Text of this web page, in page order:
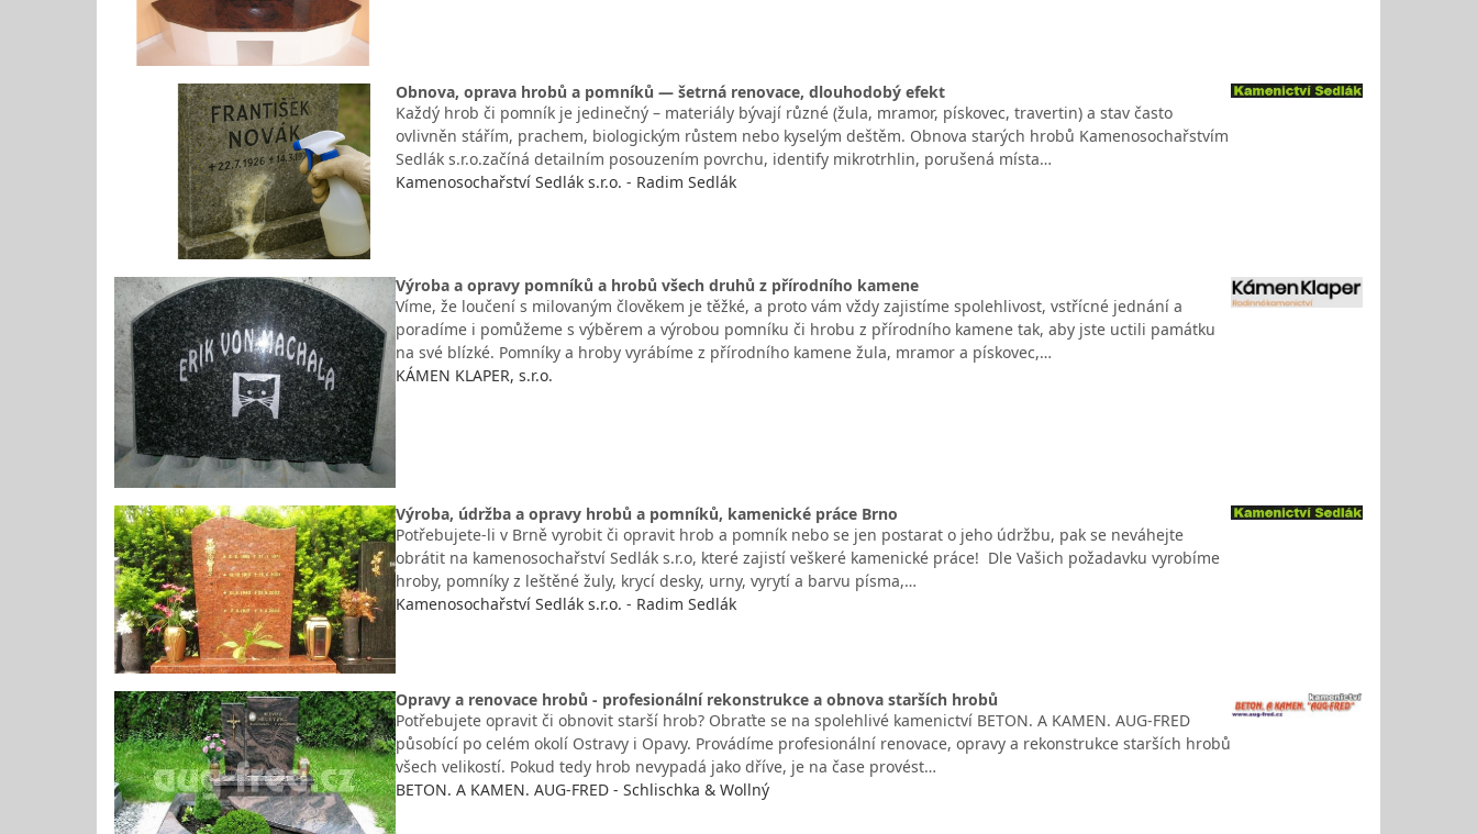
Obnova, oprava hrobů a pomníků — šetrná renovace, dlouhodobý efekt
Každý hrob či pomník je jedinečný – materiály bývají různé (žula, mramor, pískovec, travertin) a stav často
ovlivněn stářím, prachem, biologickým růstem nebo kyselým deštěm. Obnova starých hrobů Kamenosochařstvím
Sedlák s.r.o.začíná detailním posouzením povrchu, identify mikrotrhlin, porušená místa…
Kamenosochařství Sedlák s.r.o. - Radim Sedlák
Výroba a opravy pomníků a hrobů všech druhů z přírodního kamene
Víme, že loučení s milovaným člověkem je těžké, a proto vám vždy zajistíme spolehlivost, vstřícné jednání a
poradíme i pomůžeme s výběrem a výrobou pomníku či hrobu z přírodního kamene tak, aby jste uctili památku
na své blízké. Pomníky a hroby vyrábíme z přírodního kamene žula, mramor a pískovec,…
KÁMEN KLAPER, s.r.o.
Výroba, údržba a opravy hrobů a pomníků, kamenické práce Brno
Potřebujete-li v Brně vyrobit či opravit hrob a pomník nebo se jen postarat o jeho údržbu, pak se neváhejte
obrátit na kamenosochařství Sedlák s.r.o, které zajistí veškeré kamenické práce! Dle Vašich požadavku vyrobíme
hroby, pomníky z leštěné žuly, krycí desky, urny, vyrytí a barvu písma,…
Kamenosochařství Sedlák s.r.o. - Radim Sedlák
Opravy a renovace hrobů - profesionální rekonstrukce a obnova starších hrobů
Potřebujete opravit či obnovit starší hrob? Obraťte se na spolehlivé kamenictví BETON. A KAMEN. AUG-FRED
působící po celém okolí Ostravy i Opavy. Provádíme profesionální renovace, opravy a rekonstrukce starších hrobů
všech velikostí. Pokud tedy hrob nevypadá jako dříve, je na čase provést…
BETON. A KAMEN. AUG-FRED - Schlischka & Wollný